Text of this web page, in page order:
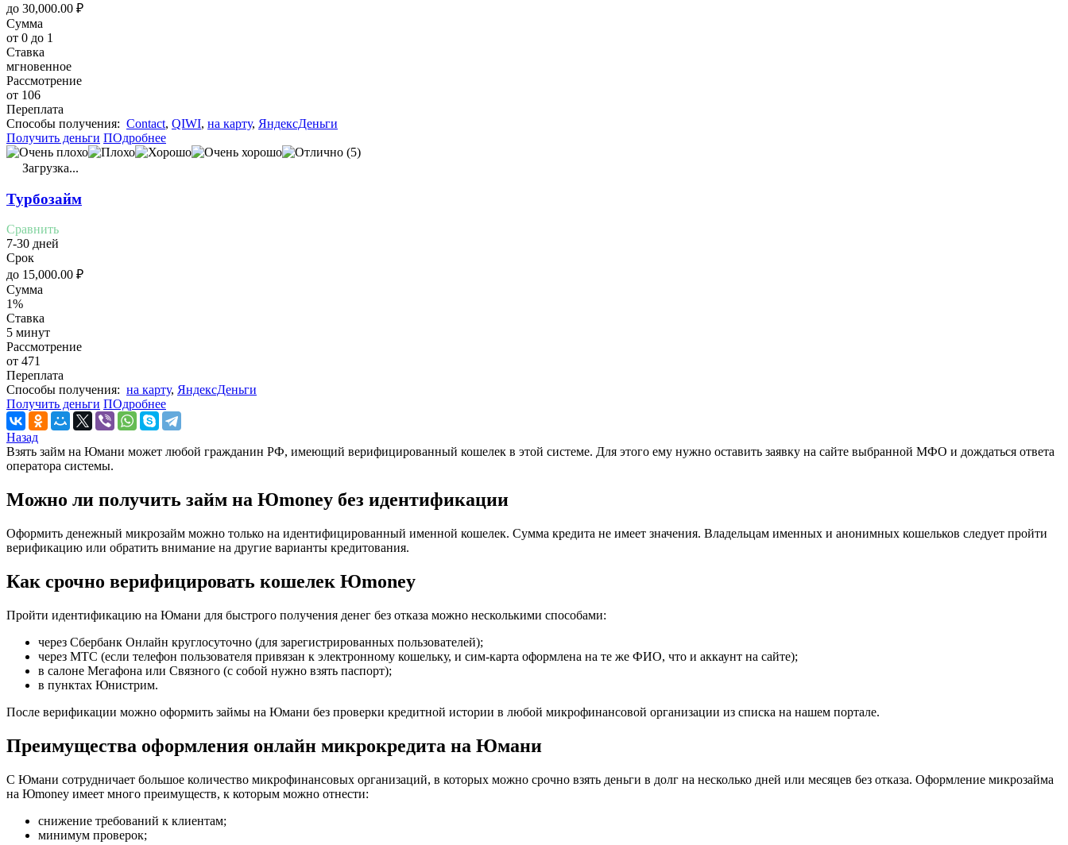
до 30,000.00 ₽
Сумма
от 0 до 1
Ставка
мгновенное
Рассмотрение
от 106
Переплата
Cпособы получения: Contact, QIWI, на карту, ЯндексДеньги
Получить деньги ПОдробнее
(5)
Загрузка...
Турбозайм
Сравнить
7-30 дней
Срок
до 15,000.00 ₽
Сумма
1%
Ставка
5 минут
Рассмотрение
от 471
Переплата
Cпособы получения: на карту, ЯндексДеньги
Получить деньги ПОдробнее
Назад
Взять займ на Юмани может любой гражданин РФ, имеющий верифицированный кошелек в этой системе. Для этого ему нужно оставить заявку на сайте выбранной МФО и дождаться ответа
оператора системы.
Можно ли получить займ на Юmoney без идентификации
Оформить денежный микрозайм можно только на идентифицированный именной кошелек. Сумма кредита не имеет значения. Владельцам именных и анонимных кошельков следует пройти
верификацию или обратить внимание на другие варианты кредитования.
Как срочно верифицировать кошелек Юmoney
Пройти идентификацию на Юмани для быстрого получения денег без отказа можно несколькими способами:
через Сбербанк Онлайн круглосуточно (для зарегистрированных пользователей);
через МТС (если телефон пользователя привязан к электронному кошельку, и сим-карта оформлена на те же ФИО, что и аккаунт на сайте);
в салоне Мегафона или Связного (с собой нужно взять паспорт);
в пунктах Юнистрим.
После верификации можно оформить займы на Юмани без проверки кредитной истории в любой микрофинансовой организации из списка на нашем портале.
Преимущества оформления онлайн микрокредита на Юмани
С Юмани сотрудничает большое количество микрофинансовых организаций, в которых можно срочно взять деньги в долг на несколько дней или месяцев без отказа. Оформление микрозайма
на Юmoney имеет много преимуществ, к которым можно отнести:
снижение требований к клиентам;
минимум проверок;